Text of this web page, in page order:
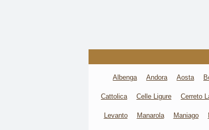
Albenga Andora Aosta
Cattolica Celle Ligure Cerreto
Levanto Manarola Maniago